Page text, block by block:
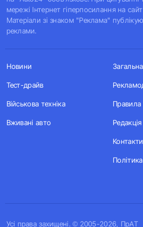
мережі Інтернет гіперпосилання на
Матеріали зі знаком "Реклама"
реклами.
Усi права захищенi. © 2005-2026, ПрАТ
Новини
Тест-драйв
Військова техніка
Вживані авто
Правила
Редакція
Контакти